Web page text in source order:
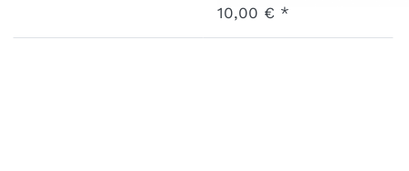
10,00 € *